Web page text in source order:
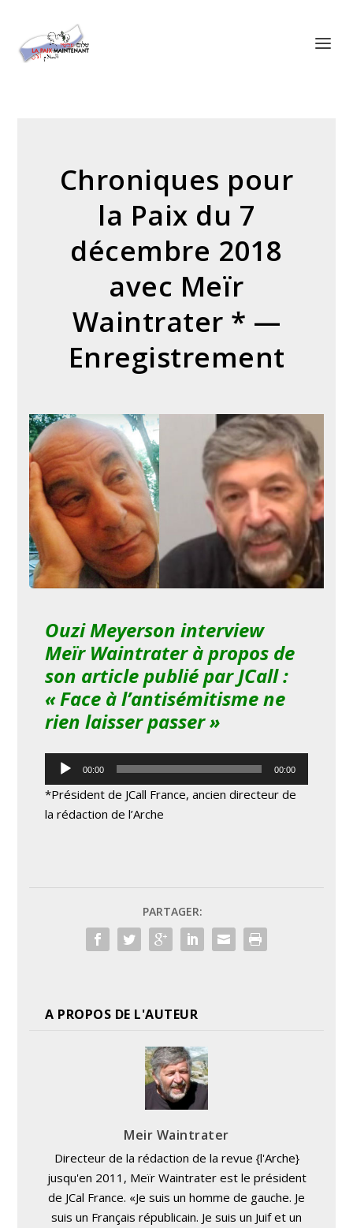
Chroniques pour
la Paix du 7
décembre 2018
avec Meïr
Waintrater * —
Enregistrement
Ouzi Meyerson interview
Meïr Waintrater à propos de
son article publié par JCall :
« Face à l’antisémitisme ne
rien laisser passer »
Lecteur
audio
00:00 00:00
*Président de JCall France, ancien directeur de
la rédaction de l’Arche
PARTAGER:
A PROPOS DE L'AUTEUR
Meir Waintrater
Directeur de la rédaction de la revue {l'Arche}
jusqu'en 2011, Meïr Waintrater est le président
de JCal France. «Je suis un homme de gauche. Je
suis un Français républicain. Je suis un Juif et un